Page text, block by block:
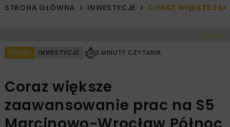
STRONA GŁÓWNA INWESTYCJE CORAZ WIĘKSZE
< Cofnij
DROGI INWESTYCJE 3 MINUTY CZYTANIA
Coraz większe
zaawansowanie prac na S5